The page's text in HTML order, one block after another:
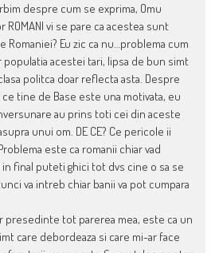
despre cum se exprima, Omu
vi se pare ca acestea sunt
Eu zic ca nu…problema cum
acestei tari, lipsa de bun simt
politca doar reflecta asta. Despre
tine de Base este una motivata, eu
au prins toti cei din aceste
unui om. DE CE? Ce pericole ii
este ca romanii chiar vad
final puteti ghici tot dvs cine o sa se
va intreb chiar banii va pot cumpara
presedinte tot parerea mea, este ca un
care debordeaza si care mi-ar face